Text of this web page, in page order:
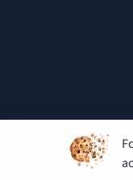
© 2026 Pretura